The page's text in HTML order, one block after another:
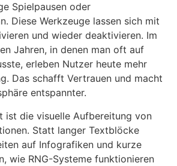
Spielpausen oder
Diese Werkzeuge lassen sich mit
und wieder deaktivieren. Im
Jahren, in denen man oft auf
erleben Nutzer heute mehr
Das schafft Vertrauen und macht
entspannter.
ist die visuelle Aufbereitung von
Statt langer Textblöcke
auf Infografiken und kurze
wie RNG-Systeme funktionieren